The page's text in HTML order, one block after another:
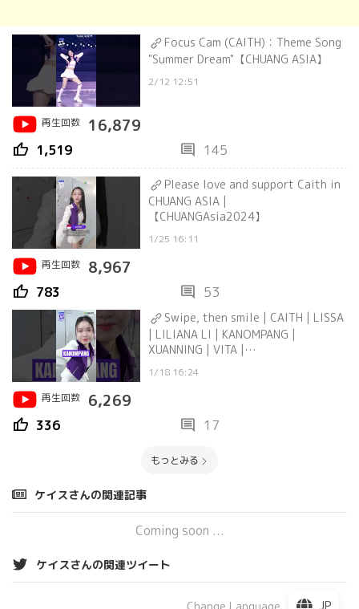
Focus Cam (CAITH)：Theme Song
"Summer Dream"【CHUANG ASIA】
2/12 12:51
再生回数 16,879
thumb_up 1,519 comment 145
Please love and support Caith in
CHUANG ASIA |
【CHUANGAsia2024】
1/25 16:11
再生回数
8,967
thumb_up 783 comment 53
Swipe, then smile | CAITH | LISSA
| LILIANA LI | KANOMPANG |
XUANNING | VITA |
1/18 16:24
再生回数
6,269
thumb_up 336 comment 17
もっとみる
ケイスさんの関連記事
Coming soon ...
ケイスさんの関連ツイート
Change Language JP